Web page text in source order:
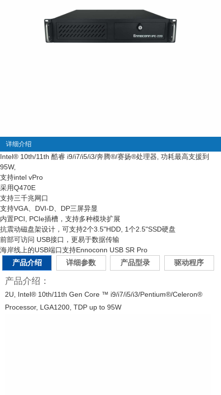
详细介绍
Intel® 10th/11th 酷睿 i9/i7/i5/i3/奔腾®/赛扬®处理器, 功耗最高支援到
95W,
支持intel vPro
采用Q470E
支持三千兆网口
支持VGA、DVI-D、DP三屏异显
内置PCI, PCIe插槽，支持多种模块扩展
抗震动磁盘架设计，可支持2个3.5"HDD, 1个2.5"SSD硬盘
前部可访问 USB接口，更易于数据传输
海岸线上的USB端口支持Ennoconn USB SR Pro
产品介绍
详细参数 产品型录 驱动程序
产品介绍：
2U, Intel® 10th/11th Gen Core ™ i9/i7/i5/i3/Pentium®/Celeron®
Processor, LGA1200, TDP up to 95W